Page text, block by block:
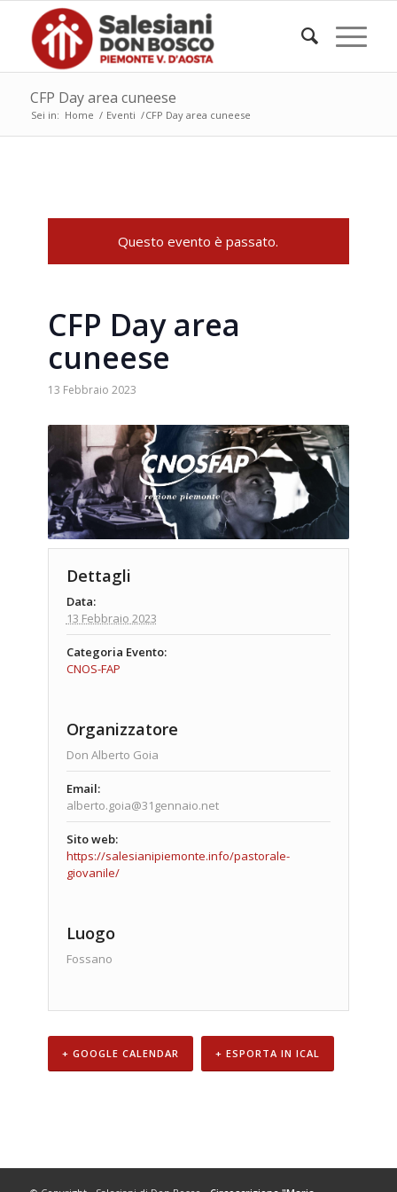
CFP Day area cuneese
Sei in: Home / Eventi /CFP Day area cuneese
Questo evento è passato.
CFP Day area
cuneese
13 Febbraio 2023
Dettagli
Data:
13 Febbraio 2023
Categoria Evento:
CNOS-FAP
Organizzatore
Don Alberto Goia
Email:
alberto.goia@31gennaio.net
Sito web:
https://salesianipiemonte.info/pastorale-
giovanile/
Luogo
Fossano
+ GOOGLE CALENDAR + ESPORTA IN ICAL